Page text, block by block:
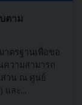
ตาม
ตรฐานเพื่อขอ
ความสามารถ
วน ณ ศูนย์
และ...